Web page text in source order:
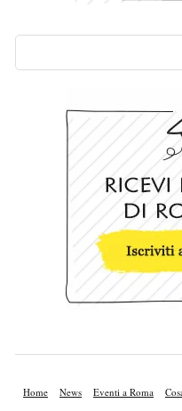
Home News Eventi a Roma